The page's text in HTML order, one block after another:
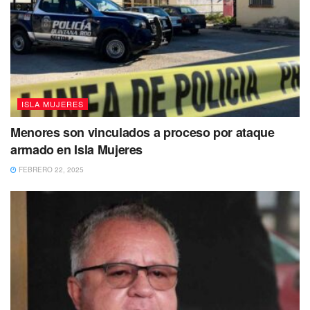
ISLA MUJERES
Menores son vinculados a proceso por ataque
armado en Isla Mujeres
FEBRERO 22, 2025